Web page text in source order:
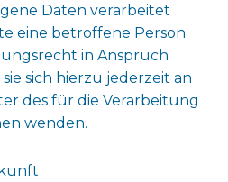
Daten verarbeitet
eine betroffene Person
in Anspruch
sich hierzu jederzeit an
des für die Verarbeitung
wenden.